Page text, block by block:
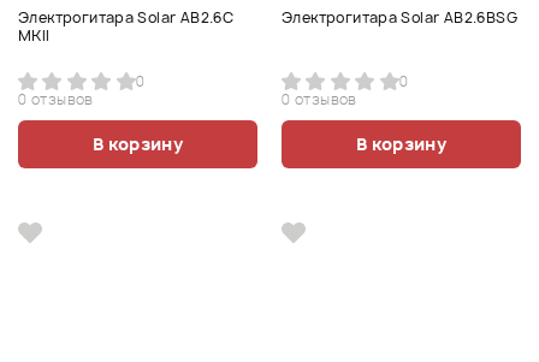
Электрогитара Solar AB2.6C
MKII
0
0 отзывов
В корзину
Электрогитара Solar AB2.6BSG
0
0 отзывов
В корзину